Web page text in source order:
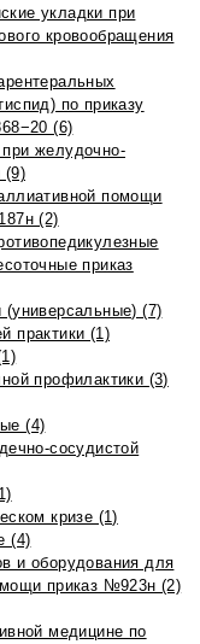
укладки при
кровообращения
по приказу
(6)
желудочно-
(9)
помощи
(2)
приказ
(7)
практики (1)
профилактики (3)
(4)
сосудистой
кризе (1)
(4)
и оборудования для
приказ №923н (2)
медицине по